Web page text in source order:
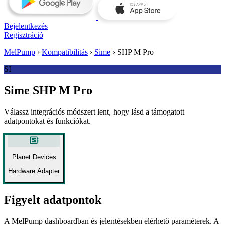
Bejelentkezés
Regisztráció
MelPump › Kompatibilitás › Sime › SHP M Pro
SI
Sime SHP M Pro
Válassz integrációs módszert lent, hogy lásd a támogatott
adatpontokat és funkciókat.
developer_board
Planet Devices
Hardware Adapter
Figyelt adatpontok
A MelPump dashboardban és jelentésekben elérhető paraméterek. A